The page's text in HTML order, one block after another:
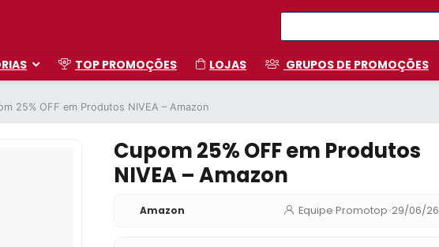
TOP PROMOÇÕES LOJAS GRUPOS DE PROMOÇÕES
25% OFF em Produtos NIVEA – Amazon
Cupom 25% OFF em Produtos
NIVEA – Amazon
Amazon Equipe Promotop•29/06/26